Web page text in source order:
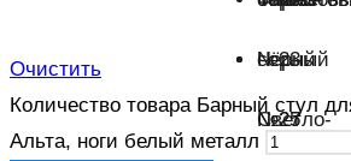
№23
Светло-
№25
№27
Очистить
Количество товара Барный стул
Альта, ноги белый металл